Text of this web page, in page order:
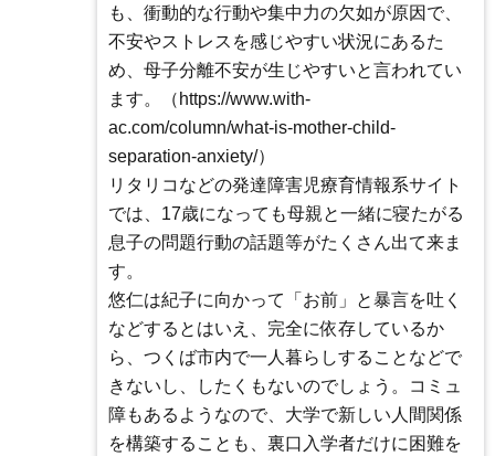
も、衝動的な行動や集中力の欠如が原因で、
不安やストレスを感じやすい状況にあるた
め、母子分離不安が生じやすいと言われてい
ます。（https://www.with-
ac.com/column/what-is-mother-child-
separation-anxiety/）
リタリコなどの発達障害児療育情報系サイト
では、17歳になっても母親と一緒に寝たがる
息子の問題行動の話題等がたくさん出て来ま
す。
悠仁は紀子に向かって「お前」と暴言を吐く
などするとはいえ、完全に依存しているか
ら、つくば市内で一人暮らしすることなどで
きないし、したくもないのでしょう。コミュ
障もあるようなので、大学で新しい人間関係
を構築することも、裏口入学者だけに困難を